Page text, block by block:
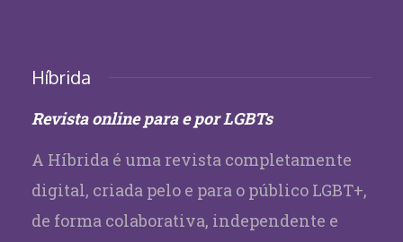
Híbrida
Revista online para e por LGBTs
A Híbrida é uma revista completamente
digital, criada pelo e para o público LGBT+,
de forma colaborativa, independente e